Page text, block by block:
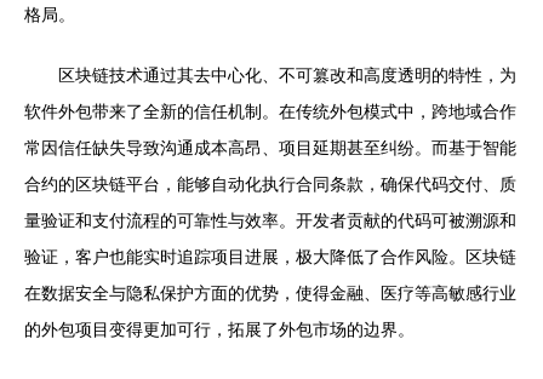
格局。
区块链技术通过其去中心化、不可篡改和高度透明的特性，为
软件外包带来了全新的信任机制。在传统外包模式中，跨地域合作
常因信任缺失导致沟通成本高昂、项目延期甚至纠纷。而基于智能
合约的区块链平台，能够自动化执行合同条款，确保代码交付、质
量验证和支付流程的可靠性与效率。开发者贡献的代码可被溯源和
验证，客户也能实时追踪项目进展，极大降低了合作风险。区块链
在数据安全与隐私保护方面的优势，使得金融、医疗等高敏感行业
的外包项目变得更加可行，拓展了外包市场的边界。